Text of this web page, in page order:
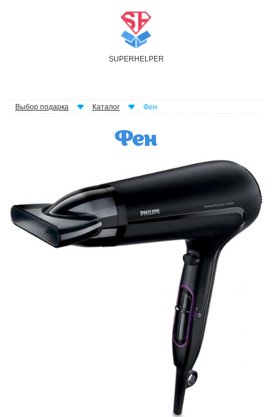
SUPER H ELPER
Выбор подарка Каталог Фен
Фен